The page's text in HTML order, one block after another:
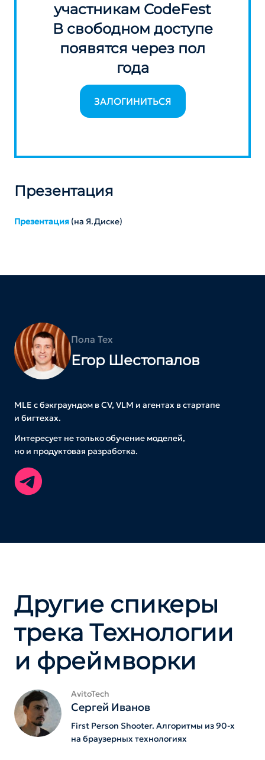
участникам CodeFest
В свободном доступе
появятся через пол
года
ЗАЛОГИНИТЬСЯ
Презентация
Презентация (на Я.Диске)
Пола Тех
Егор Шестопалов
MLE с бэкграундом в CV, VLM и агентах в стартапе
и бигтехах.
Интересует не только обучение моделей,
но и продуктовая разработка.
Другие спикеры
трека Технологии
и фреймворки
AvitoTech
Сергей Иванов
First Person Shooter. Алгоритмы из 90-х
на браузерных технологиях